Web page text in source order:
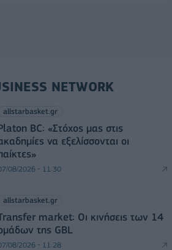
NETWORK
allstarbasket.gr
BC: «Στόχος μας στις
να εξελίσσονται οι
08/2026 - 11:30
allstarbasket.gr
market: Οι κινήσεις των 14
της GBL
08/2026 - 11:28